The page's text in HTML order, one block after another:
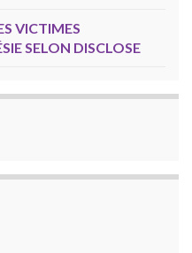
VICTIMES
SELON DISCLOSE